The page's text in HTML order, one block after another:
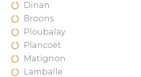
Dinan
Broons
Ploubalay
Plancoët
Matignon
Lamballe